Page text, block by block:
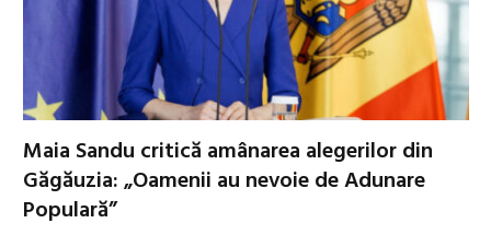
Maia Sandu critică amânarea alegerilor din
Găgăuzia: „Oamenii au nevoie de Adunare
Populară”